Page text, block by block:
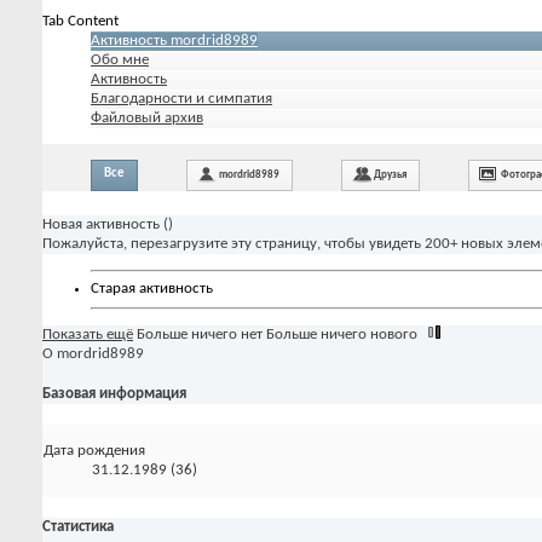
Tab Content
Активность mordrid8989
Обо мне
Активность
Благодарности и симпатия
Файловый архив
Все mordrid8989 Друзья
Новая активность ()
Пожалуйста, перезагрузите эту страницу, чтобы увидеть 200+ новых
Старая активность
Показать ещё Больше ничего нет Больше ничего нового
О mordrid8989
Базовая информация
Дата рождения
31.12.1989 (36)
Статистика